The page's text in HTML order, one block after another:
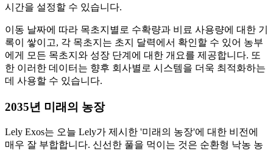
시간을 설정할 수 있습니다.
이동 날짜에 따라 목초지별로 수확량과 비료 사용량에 대한 기
록이 쌓이고, 각 목초지는 초지 달력에서 확인할 수 있어 농부
에게 모든 목초지와 성장 단계에 대한 개요를 제공합니다. 또
한 이러한 데이터는 향후 회사별로 시스템을 더욱 최적화하는
데 사용할 수 있습니다.
2035년 미래의 농장
Lely Exos는 오늘 Lely가 제시한 '미래의 농장'에 대한 비전에
매우 잘 부합합니다. 신선한 풀을 먹이는 것은 순환형 낙농 농